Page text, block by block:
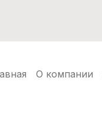
О компании